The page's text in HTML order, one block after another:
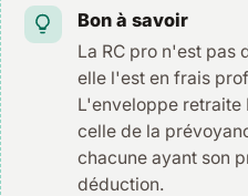
Bon à savoir
La RC pro n'est pas
elle l'est en frais
L'enveloppe retraite
celle de la
chacune ayant son
déduction.